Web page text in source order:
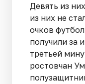
Девять из
из них не
очков
получили за
третьей
ростовчан